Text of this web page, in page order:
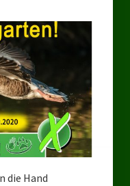
die Hand